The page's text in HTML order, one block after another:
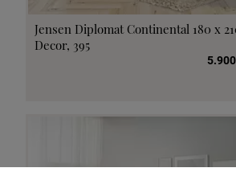
Jensen Diplomat Continental 180 x
Decor, 395